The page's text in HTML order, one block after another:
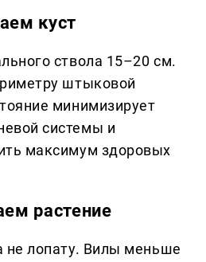
куст
ствола 15–20 см.
штыковой
минимизирует
системы и
максимум здоровых
растение
не лопату. Вилы меньше